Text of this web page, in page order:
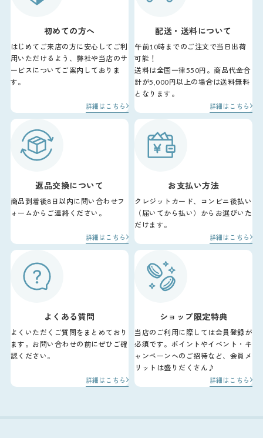
初めての方へ
はじめてご来店の方に安心してご利
用いただけるよう、弊社や当店のサ
ービスについてご案内しておりま
す。
詳細はこちら
配送・送料について
午前10時までのご注文で当日出荷
可能！
送料は全国一律550円。商品代金合
計が5,000円以上の場合は送料無料
となります。
詳細はこちら
返品交換について
商品到着後8日以内に問い合わせフ
ォームからご連絡ください。
詳細はこちら
お支払い方法
クレジットカード、コンビニ後払い
（届いてから払い）からお選びいた
だけます。
詳細はこちら
よくある質問
よくいただくご質問をまとめており
ます。お問い合わせの前にぜひご確
認ください。
詳細はこちら
ショップ限定特典
当店のご利用に際しては会員登録が
必須です。ポイントやイベント・キ
ャンペーンへのご招待など、会員メ
リットは盛りだくさん♪
詳細はこちら